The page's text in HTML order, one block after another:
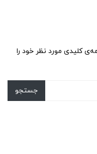
کلیدی مورد نظر خود را
جستجو